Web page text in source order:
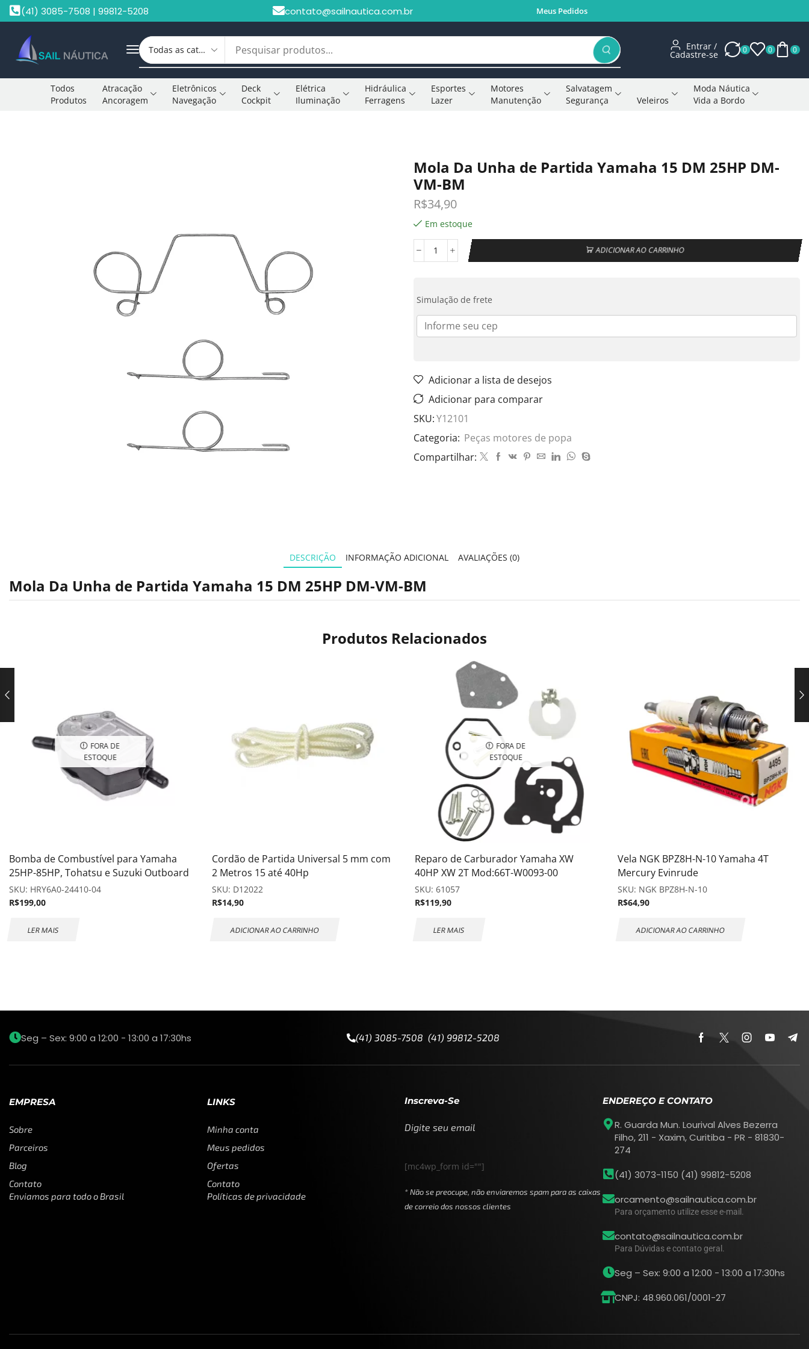
(41) 3085-7508 | 99812-5208 contato@sailnautica.com.br Meus Pedidos
Entrar /
Cadastre-se 0 0 0
Todos
Produtos
Atracação
Ancoragem
Eletrônicos
Navegação
Deck
Cockpit
Elétrica
Iluminação
Hidráulica
Ferragens
Esportes
Lazer
Motores
Manutenção
Salvatagem
Segurança
Veleiros
Moda Náutica
Vida a Bordo
Mola Da Unha de Partida Yamaha 15 DM 25HP DM-
VM-BM
R$34,90
Em estoque
ADICIONAR AO CARRINHO
Simulação de frete
Adicionar a lista de desejos
Adicionar para comparar
SKU:Y12101
Categoria: Peças motores de popa
Compartilhar:
DESCRIÇÃO INFORMAÇÃO ADICIONAL AVALIAÇÕES (0)
Mola Da Unha de Partida Yamaha 15 DM 25HP DM-VM-BM
Produtos Relacionados
FORA DE
ESTOQUE
Bomba de Combustível para Yamaha
25HP-85HP, Tohatsu e Suzuki Outboard
SKU: HRY6A0-24410-04
R$199,00
LER MAIS
Cordão de Partida Universal 5 mm com
2 Metros 15 até 40Hp
SKU: D12022
R$14,90
ADICIONAR AO CARRINHO
FORA DE
ESTOQUE
Reparo de Carburador Yamaha XW
40HP XW 2T Mod:66T-W0093-00
SKU: 61057
R$119,90
LER MAIS
Vela NGK BPZ8H-N-10 Yamaha 4T
Mercury Evinrude
SKU: NGK BPZ8H-N-10
R$64,90
ADICIONAR AO CARRINHO
Seg – Sex: 9:00 a 12:00 - 13:00 a 17:30hs (41) 3085-7508 (41) 99812-5208
EMPRESA
Sobre
Parceiros
Blog
Contato
Enviamos para todo o Brasil
LINKS
Minha conta
Meus pedidos
Ofertas
Contato
Políticas de privacidade
Inscreva-Se
Digite seu email
[mc4wp_form id=""]
* Não se preocupe, não enviaremos spam para as caixas
de correio dos nossos clientes
ENDEREÇO E CONTATO
R. Guarda Mun. Lourival Alves Bezerra
Filho, 211 - Xaxim, Curitiba - PR - 81830-
274
(41) 3073-1150 (41) 99812-5208
orcamento@sailnautica.com.br
Para orçamento utilize esse e-mail.
contato@sailnautica.com.br
Para Dúvidas e contato geral.
Seg – Sex: 9:00 a 12:00 - 13:00 a 17:30hs
CNPJ: 48.960.061/0001-27